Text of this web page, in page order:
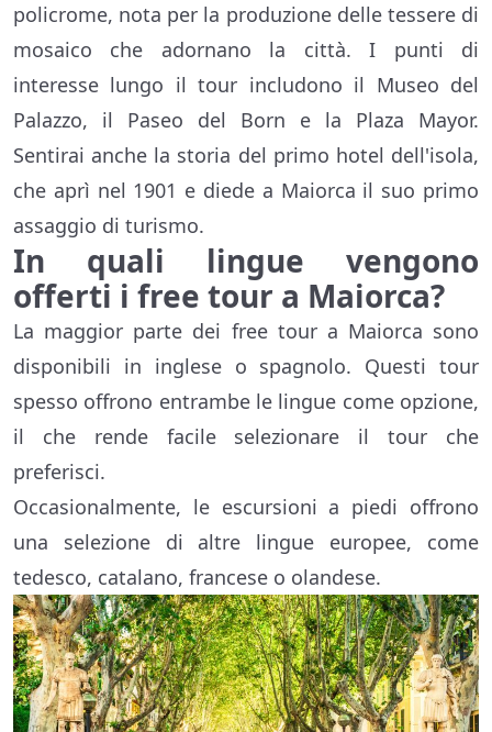
policrome, nota per la produzione delle tessere di
mosaico che adornano la città. I punti di
interesse lungo il tour includono il Museo del
Palazzo, il Paseo del Born e la Plaza Mayor.
Sentirai anche la storia del primo hotel dell'isola,
che aprì nel 1901 e diede a Maiorca il suo primo
assaggio di turismo.
In quali lingue vengono
offerti i free tour a Maiorca?
La maggior parte dei free tour a Maiorca sono
disponibili in inglese o spagnolo. Questi tour
spesso offrono entrambe le lingue come opzione,
il che rende facile selezionare il tour che
preferisci.
Occasionalmente, le escursioni a piedi offrono
una selezione di altre lingue europee, come
tedesco, catalano, francese o olandese.